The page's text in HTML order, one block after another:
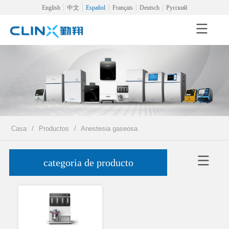
English 中文 Español Français Deutsch Русский
Casa / Productos / Anestesia gaseosa
categoria de producto